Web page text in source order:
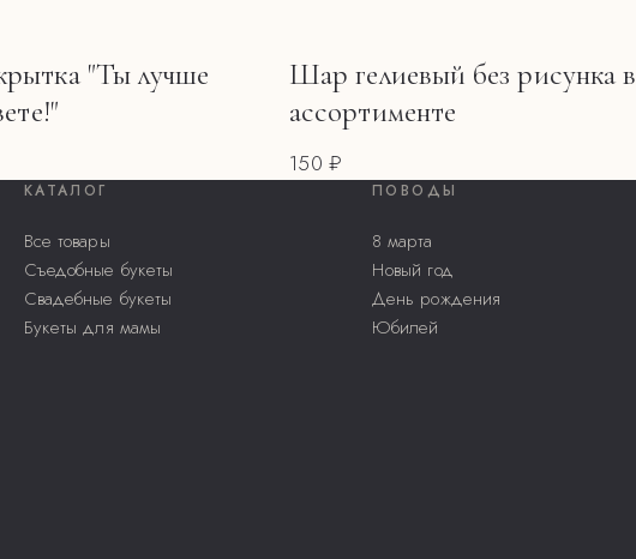
"Ты лучше
Шар гелиевый без рисунка в
ассортименте
150 ₽
КАТАЛОГ
Все товары
Съедобные букеты
Свадебные букеты
Букеты для мамы
ПОВОДЫ
8 марта
Новый год
День рождения
Юбилей